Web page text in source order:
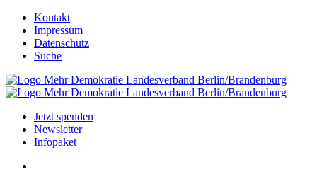
Kontakt
Impressum
Datenschutz
Suche
Jetzt spenden
Newsletter
Infopaket